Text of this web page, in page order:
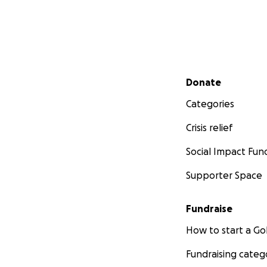
Secondary menu
Donate
Categories
Crisis relief
Social Impact
Supporter Space
Fundraise
How to start a
Fundraising